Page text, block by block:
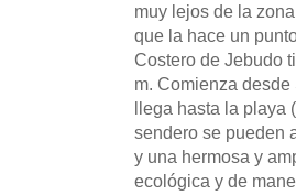
muy lejos de la
que la hace un
Costero de Jebudo
m. Comienza
llega hasta la playa
sendero se pueden
y una hermosa y
ecológica y de